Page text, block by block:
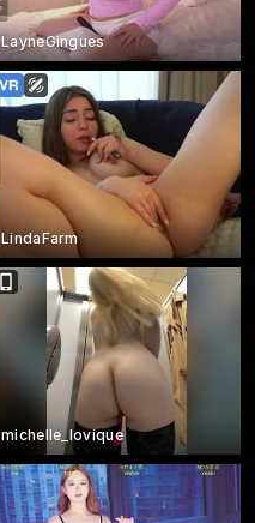
LayneGingues
LindaFarm
michelle_lovique